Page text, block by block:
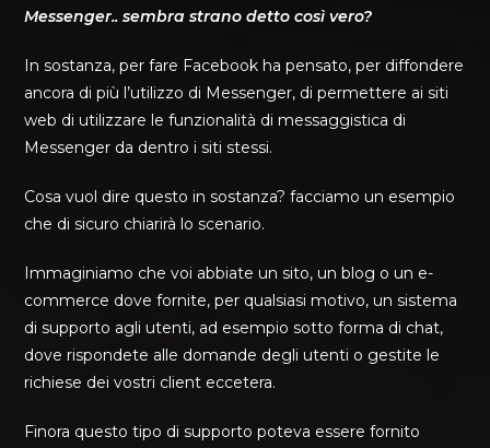
Messenger.. sembra strano detto così vero?
In sostanza, per fare Facebook ha pensato, per diffondere
ancora di più l’utilizzo di Messenger, di permettere ai siti
web di utilizzare le funzionalità di messaggistica di
Messenger da dentro i siti stessi.
Cosa vuol dire questo in sostanza? facciamo un esempio
che di sicuro chiarirà lo scenario.
Immaginiamo che voi abbiate un sito, un blog o un e-
commerce dove fornite, per qualsiasi motivo, un sistema
di supporto agli utenti, ad esempio sotto forma di chat,
dove rispondete alle domande degli utenti o gestite le
richiese dei vostri client eccetera.
Finora questo tipo di supporto poteva essere fornito